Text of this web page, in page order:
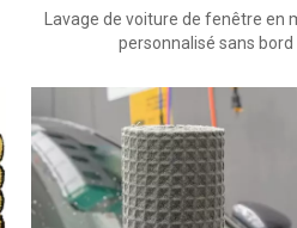
Lavage de voiture de fenêtre en
personnalisé sans bord